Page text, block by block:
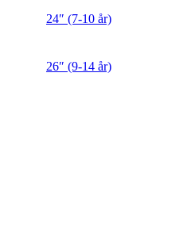
24″ (7-10 år)
26″ (9-14 år)